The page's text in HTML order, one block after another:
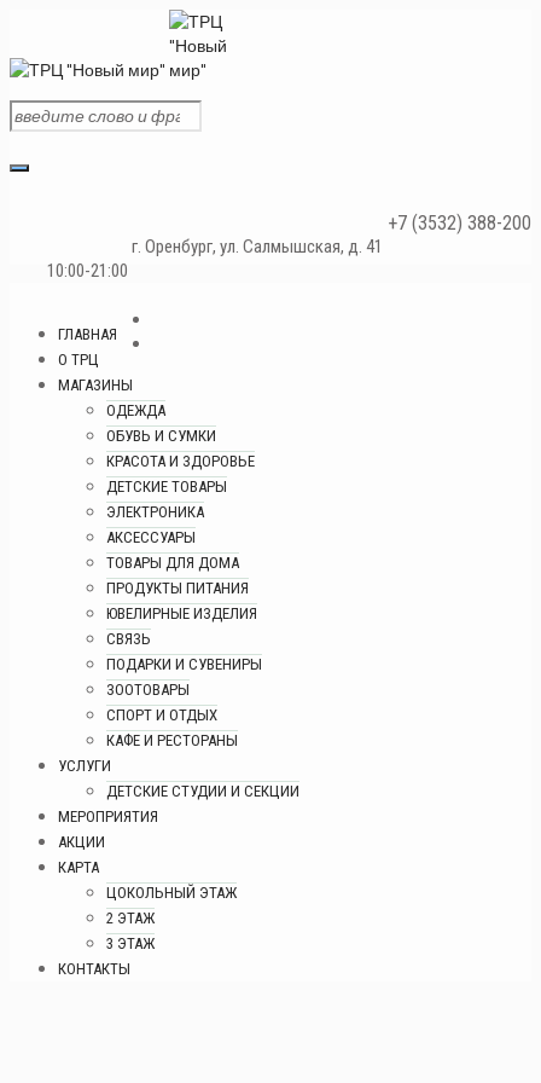
+7 (3532) 388-200
г. Оренбург, ул. Салмышская, д. 41
10:00-21:00
ГЛАВНАЯ
О ТРЦ
МАГАЗИНЫ
ОДЕЖДА
ОБУВЬ И СУМКИ
КРАСОТА И ЗДОРОВЬЕ
ДЕТСКИЕ ТОВАРЫ
ЭЛЕКТРОНИКА
АКСЕССУАРЫ
ТОВАРЫ ДЛЯ ДОМА
ПРОДУКТЫ ПИТАНИЯ
ЮВЕЛИРНЫЕ ИЗДЕЛИЯ
СВЯЗЬ
ПОДАРКИ И СУВЕНИРЫ
ЗООТОВАРЫ
СПОРТ И ОТДЫХ
КАФЕ И РЕСТОРАНЫ
УСЛУГИ
ДЕТСКИЕ СТУДИИ И СЕКЦИИ
МЕРОПРИЯТИЯ
АКЦИИ
КАРТА
ЦОКОЛЬНЫЙ ЭТАЖ
2 ЭТАЖ
3 ЭТАЖ
КОНТАКТЫ